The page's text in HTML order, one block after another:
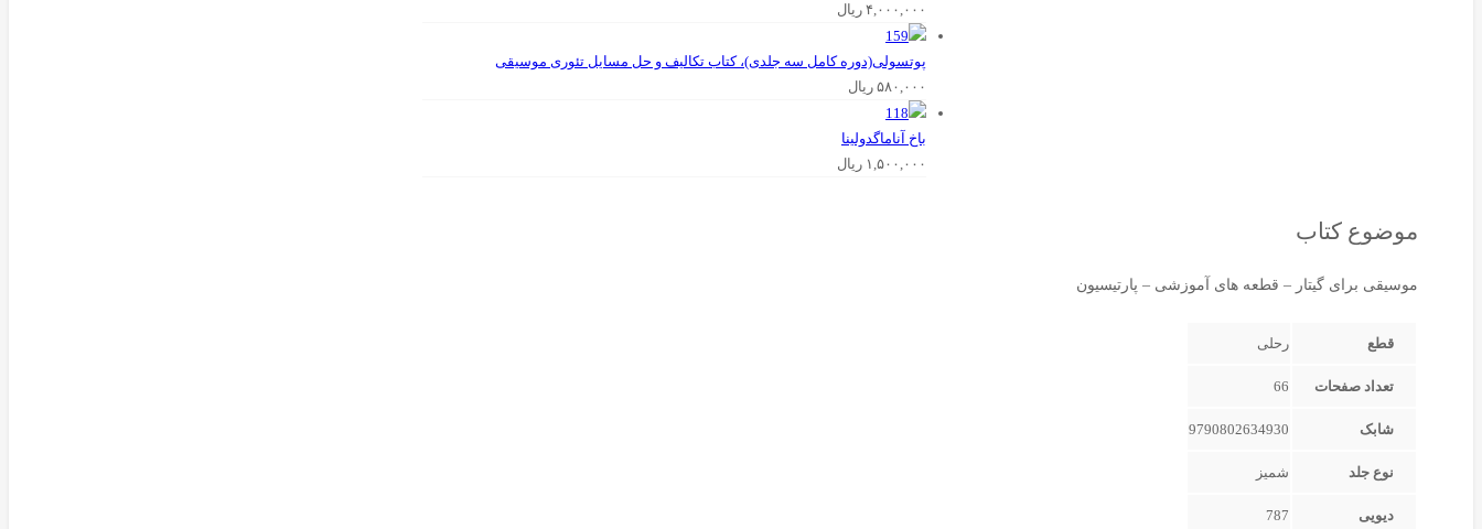
۴,۰۰۰,۰۰۰ ریال
پوتسولی(دوره کامل سه جلدی)، کتاب تکالیف و حل مسایل تئوری موسیقی
۵۸۰,۰۰۰ ریال
باخ‌ آناماگدولینا
۱,۵۰۰,۰۰۰ ریال
موضوع کتاب
موسیقی برای گیتار – قطعه های آموزشی – پارتیسیون
قطع رحلی
تعداد صفحات 66
شابک 9790802634930
نوع جلد شمیز
دیویی 787